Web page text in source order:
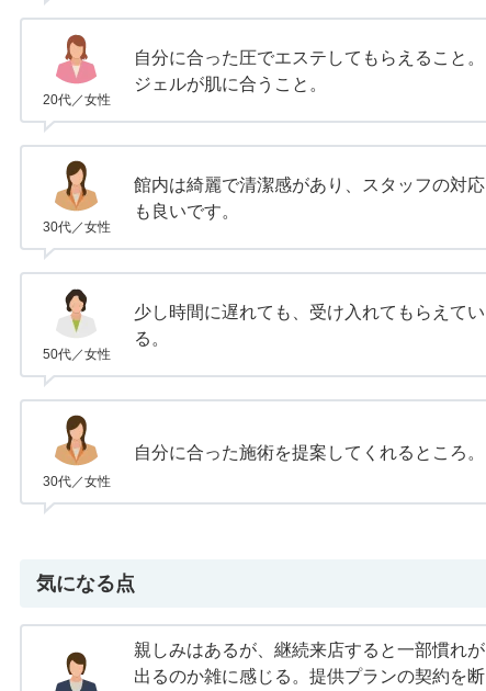
20代／女性
自分に合った圧でエステしてもらえること。
ジェルが肌に合うこと。
30代／女性
館内は綺麗で清潔感があり、スタッフの対応
も良いです。
50代／女性
少し時間に遅れても、受け入れてもらえてい
る。
30代／女性
自分に合った施術を提案してくれるところ。
気になる点
親しみはあるが、継続来店すると一部慣れが
出るのか雑に感じる。提供プランの契約を断